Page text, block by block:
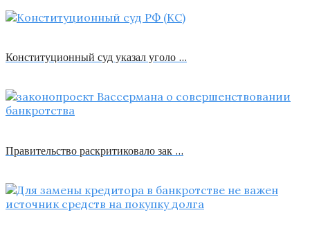
Конституционный суд указал уголо …
Правительство раскритиковало зак …